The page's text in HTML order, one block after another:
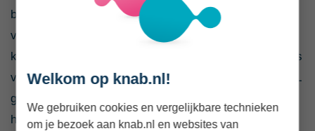
betaalplatform. Dit nemen betaalproviders en banken
voor hun rekening. De vertrouwde manier waarop je
klanten afrekenen blijft hetzelfde: zij betalen nog steeds
via een directe bankoverschrijving, zoals ze met iDEAL
gewend zijn. Ook de gebruikservaring verandert voor
hen nauwelijks, want de betaalstappen blijven
Welkom op knab.nl!
We gebruiken cookies en vergelijkbare technieken
om je bezoek aan knab.nl en websites van